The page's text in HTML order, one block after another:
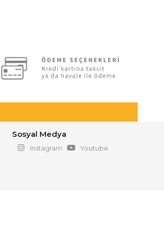
Sosyal Medya
Instagram Youtube